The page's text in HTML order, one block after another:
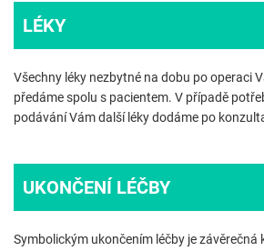
LÉKY
Všechny léky nezbytné na dobu po operaci
předáme spolu s pacientem. V případě
podávání Vám další léky dodáme po
UKONČENÍ LÉČBY
Symbolickým ukončením léčby je závěrečná